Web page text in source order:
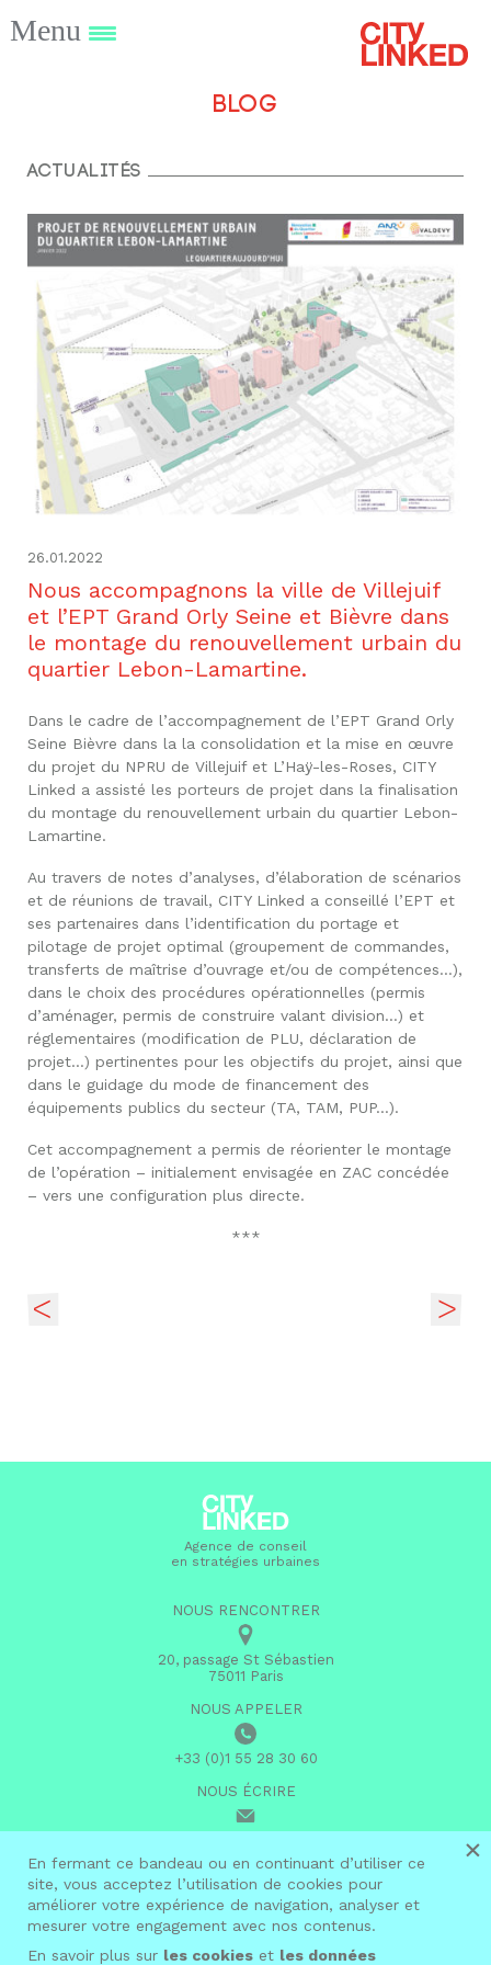
Blog
Actualités
26.01.2022
Nous accompagnons la ville de Villejuif
et l’EPT Grand Orly Seine et Bièvre dans
le montage du renouvellement urbain du
quartier Lebon-Lamartine.
Dans le cadre de l’accompagnement de l’EPT Grand Orly
Seine Bièvre dans la la consolidation et la mise en œuvre
du projet du NPRU de Villejuif et L’Haÿ-les-Roses, CITY
Linked a assisté les porteurs de projet dans la finalisation
du montage du renouvellement urbain du quartier Lebon-
Lamartine.
Au travers de notes d’analyses, d’élaboration de scénarios
et de réunions de travail, CITY Linked a conseillé l’EPT et
ses partenaires dans l’identification du portage et
pilotage de projet optimal (groupement de commandes,
transferts de maîtrise d’ouvrage et/ou de compétences…),
dans le choix des procédures opérationnelles (permis
d’aménager, permis de construire valant division…) et
réglementaires (modification de PLU, déclaration de
projet…) pertinentes pour les objectifs du projet, ainsi que
dans le guidage du mode de financement des
équipements publics du secteur (TA, TAM, PUP…).
Cet accompagnement a permis de réorienter le montage
de l’opération – initialement envisagée en ZAC concédée
– vers une configuration plus directe.
***
Agence de conseil
en stratégies urbaines
NOUS RENCONTRER
20, passage St Sébastien
75011 Paris
NOUS APPELER
+33 (0)1 55 28 30 60
NOUS ÉCRIRE
linkedin
© 2026 City Linked
En fermant ce bandeau ou en continuant d’utiliser ce
site, vous acceptez l’utilisation de cookies pour
améliorer votre expérience de navigation, analyser et
mesurer votre engagement avec nos contenus.
En savoir plus sur les cookieset les données
×
Menu